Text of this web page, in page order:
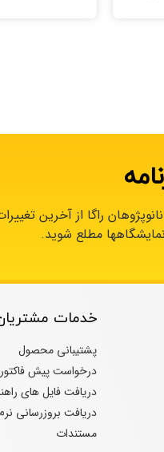
راگا از آخرین
مطلع شوید.
خدمات
پشتیبانی محصول
درخواست پیش فاکتور
دریافت فایل های
دریافت بروزرسانی
مستندات